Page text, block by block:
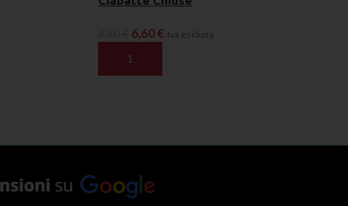
6,60€ Iva esclusa
AGGIUNGI AL CARRELLO